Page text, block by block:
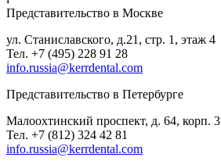
Представительство в Москве
ул. Станиславского, д.21, стр. 1, этаж 4
Тел. +7 (495) 228 91 28
info.russia@kerrdental.com
Представительство в Петербурге
Малоохтинский проспект, д. 64, корп. 3
Тел. +7 (812) 324 42 81
info.russia@kerrdental.com